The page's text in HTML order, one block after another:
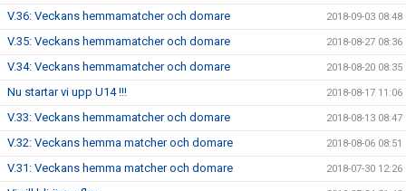
V.36: Veckans hemmamatcher och domare 2018-09-03 08:48
V.35: Veckans hemmamatcher och domare 2018-08-27 08:36
V.34: Veckans hemmamatcher och domare 2018-08-20 08:35
Nu startar vi upp U14 !!! 2018-08-17 11:06
V.33: Veckans hemmamatcher och domare 2018-08-13 08:47
V.32: Veckans hemma matcher och domare 2018-08-06 08:51
V.31: Veckans hemma matcher och domare 2018-07-30 12:26